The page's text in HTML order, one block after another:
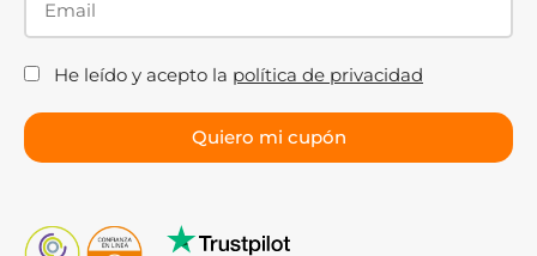
He leído y acepto la política de privacidad